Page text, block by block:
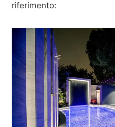
riferimento: